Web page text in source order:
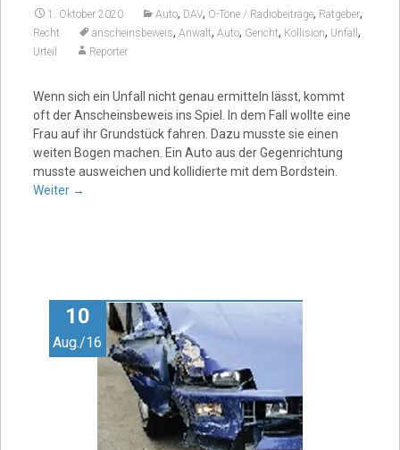
1. Oktober 2020 Auto, DAV, O-Töne / Radiobeiträge, Ratgeber,
Recht anscheinsbeweis, Anwalt, Auto, Gericht, Kollision, Unfall ,
Urteil Reporter
Wenn sich ein Unfall nicht genau ermitteln lässt, kommt
oft der Anscheinsbeweis ins Spiel. In dem Fall wollte eine
Frau auf ihr Grundstück fahren. Dazu musste sie einen
weiten Bogen machen. Ein Auto aus der Gegenrichtung
musste ausweichen und kollidierte mit dem Bordstein.
Weiter →
10
Aug./16